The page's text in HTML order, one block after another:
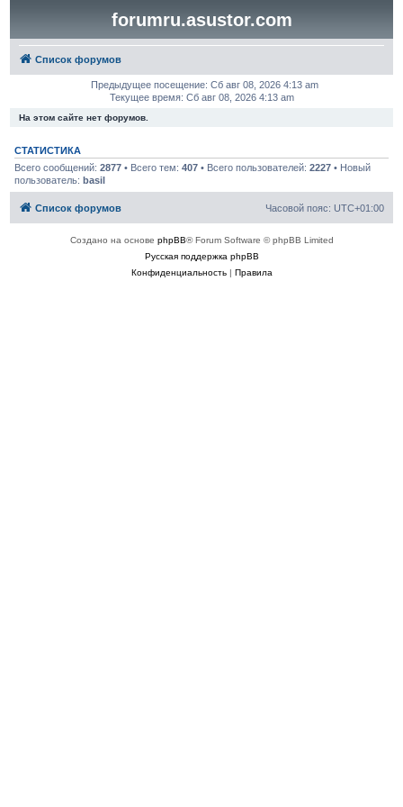
forumru.asustor.com
Список форумов
Предыдущее посещение: Сб авг 08, 2026 4:13 am
Текущее время: Сб авг 08, 2026 4:13 am
На этом сайте нет форумов.
СТАТИСТИКА
Всего сообщений: 2877• Всего тем: 407• Всего пользователей: 2227• Новый
пользователь: basil
Список форумов Часовой пояс: UTC+01:00
Создано на основе phpBB® Forum Software © phpBB Limited
Русская поддержка phpBB
Конфиденциальность| Правила